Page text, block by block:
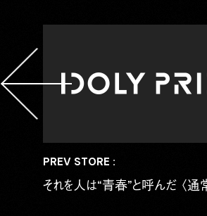
PREV STORE :
それを人は“青春”と呼んだ 〈通